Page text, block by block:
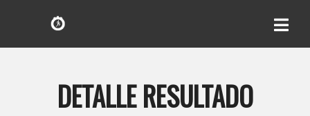
DETALLE RESULTADO